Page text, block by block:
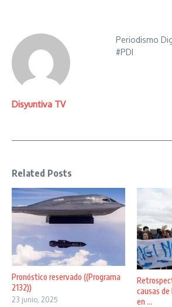
Disyuntiva TV
Periodismo
#PDI
Related Posts
Pronóstico reservado ((Programa
2132))
23 junio, 2025
causas
en ...